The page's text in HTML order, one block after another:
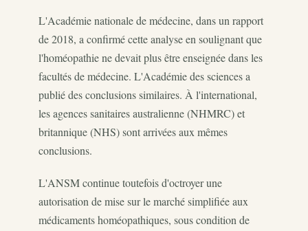
L'Académie nationale de médecine, dans un rapport
de 2018, a confirmé cette analyse en soulignant que
l'homéopathie ne devait plus être enseignée dans les
facultés de médecine. L'Académie des sciences a
publié des conclusions similaires. À l'international,
les agences sanitaires australienne (NHMRC) et
britannique (NHS) sont arrivées aux mêmes
conclusions.
L'ANSM continue toutefois d'octroyer une
autorisation de mise sur le marché simplifiée aux
médicaments homéopathiques, sous condition de